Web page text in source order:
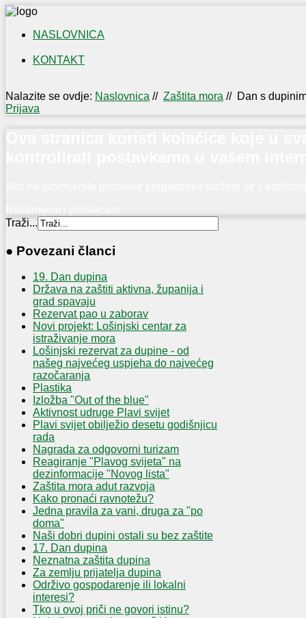
NASLOVNICA
KONTAKT
Nalazite se ovdje: Naslovnica // Zaštita mora // Dan s
Prijava
Traži...
● Povezani članci
19. Dan dupina
Država na zaštiti aktivna, županija i
grad spavaju
Rezervat pao u zaborav
Novi projekt: Lošinjski centar za
istraživanje mora
Lošinjski rezervat za dupine - od
našeg najvećeg uspjeha do najvećeg
razočaranja
Plastika
Izložba "Out of the blue"
Aktivnost udruge Plavi svijet
Plavi svijet obilježio desetu godišnjicu
rada
Nagrada za odgovorni turizam
Reagiranje "Plavog svijeta" na
dezinformacije "Novog lista"
Zaštita mora adut razvoja
Kako pronaći ravnotežu?
Jedna pravila za vani, druga za "po
doma"
Naši dobri dupini ostali su bez zaštite
17. Dan dupina
Neznatna zaštita dupina
Za zemlju prijatelja dupina
Održivo gospodarenje ili lokalni
interesi?
Tko u ovoj priči ne govori istinu?
NAŠI
OTOČANI
U